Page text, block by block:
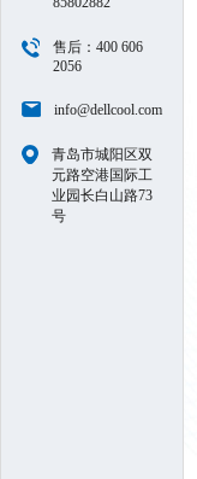
售后：400 606
2056
info@dellcool.com
青岛市城阳区双
元路空港国际工
业园长白山路73
号